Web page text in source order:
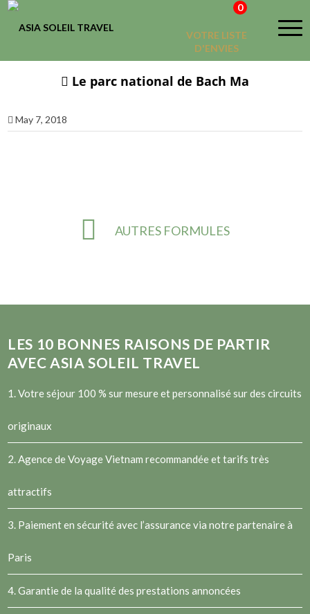
VOTRE LISTE
D'ENVIES
0
 Le parc national de Bach Ma
May 7, 2018
AUTRES FORMULES
LES 10 BONNES RAISONS DE PARTIR
AVEC ASIA SOLEIL TRAVEL
1. Votre séjour 100 % sur mesure et personnalisé sur des circuits
originaux
2.Agence de Voyage Vietnam recommandée et tarifs très
attractifs
3. Paiement en sécurité avec l’assurance via notre partenaire à
Paris
4. Garantie de la qualité des prestations annoncées